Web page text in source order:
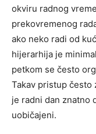
okviru radnog
prekovremenog
ako neko radi od
hijerarhija je
petkom se često
Takav pristup često
je radni dan znatno
uobičajeni.